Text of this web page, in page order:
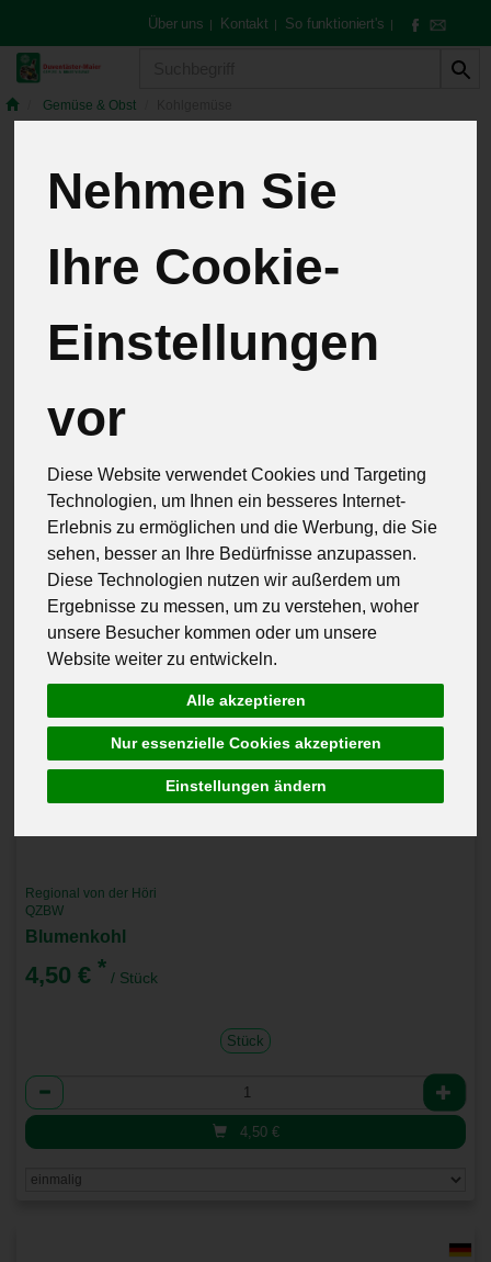
Nehmen Sie
Ihre Cookie-
Einstellungen
vor
Diese Website verwendet Cookies und Targeting
Technologien, um Ihnen ein besseres Internet-
Erlebnis zu ermöglichen und die Werbung, die Sie
sehen, besser an Ihre Bedürfnisse anzupassen.
Diese Technologien nutzen wir außerdem um
Ergebnisse zu messen, um zu verstehen, woher
unsere Besucher kommen oder um unsere
Website weiter zu entwickeln.
Alle akzeptieren
Nur essenzielle Cookies akzeptieren
Einstellungen ändern
Über uns | Kontakt | So funktioniert's |
Gemüse & Obst
Kohlgemüse
12
Regional von der Höri
QZBW
Blumenkohl
4,50 € * / Stück
Stück
Anzahl
4,50 €